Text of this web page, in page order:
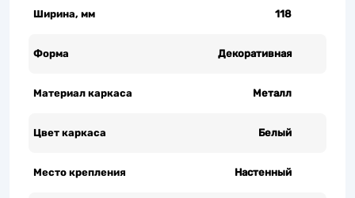
Ширина, мм 118
Форма Декоративная
Материал каркаса Металл
Цвет каркаса Белый
Место крепления Настенный